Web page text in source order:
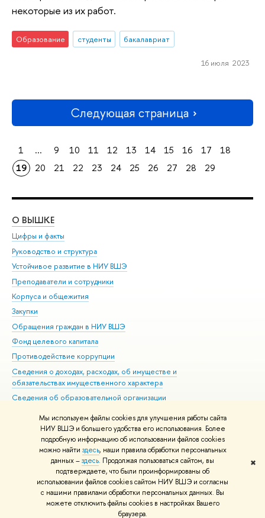
Мы используем файлы cookies для улучшения работы сайта
НИУ ВШЭ и большего удобства его использования. Более
подробную информацию об использовании файлов cookies
можно найти здесь, наши правила обработки персональных
данных –здесь. Продолжая пользоваться сайтом, вы
подтверждаете, что были проинформированы об
использовании файлов cookies сайтом НИУ ВШЭ и согласны
с нашими правилами обработки персональных данных. Вы
можете отключить файлы cookies в настройках Вашего
браузера.
✖
некоторые из их работ.
Образование студенты бакалавриат
16 июля 2023
Следующая страница
1 ... 9 10 11 12 13 14 15 16 17
18
19
20 21 22 23 24 25 26 27 28 29
О ВЫШКЕ
Цифры и факты
Руководство и структура
Устойчивое развитие в НИУ ВШЭ
Преподаватели и сотрудники
Корпуса и общежития
Закупки
Обращения граждан в НИУ ВШЭ
Фонд целевого капитала
Противодействие коррупции
Сведения о доходах, расходах, об имуществе и
обязательствах имущественного характера
Сведения об образовательной организации
Людям с ограниченными возможностями здоровья
Единая платежная страница
Работа в Вышке
© НИУ ВШЭ 1993–2026 Адреса и контакты Условия использования
материалов Политика конфиденциальности Карта сайта
Шрифты HSE Sans и HSE Slab разработаны вШколе дизайна НИУ ВШЭ